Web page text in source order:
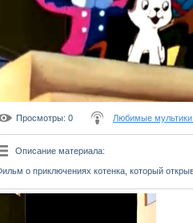
Просмотры: 0 Любимые мультики
Описание материала:
о приключениях котенка, который